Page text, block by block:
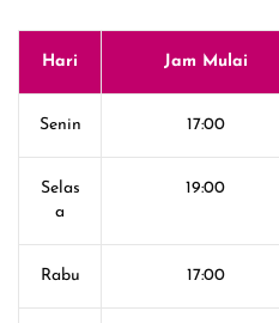
Hari Jam Mulai
Senin 17:00
Selas
a
19:00
Rabu 17:00